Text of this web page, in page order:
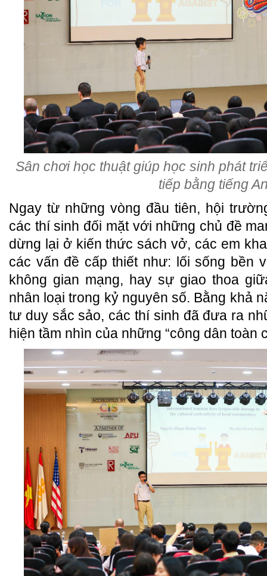
Sân chơi học thuật giúp học sinh phát
tiếp bằng tiếng
Ngay từ những vòng đầu tiên, hội
các thí sinh đối mặt với những chủ đề
dừng lại ở kiến thức sách vở, các em
các vấn đề cấp thiết như: lối sống bền
không gian mạng, hay sự giao thoa
nhân loại trong kỷ nguyên số. Bằng khả
tư duy sắc sảo, các thí sinh đã đưa ra
hiện tầm nhìn của những “công dân toàn